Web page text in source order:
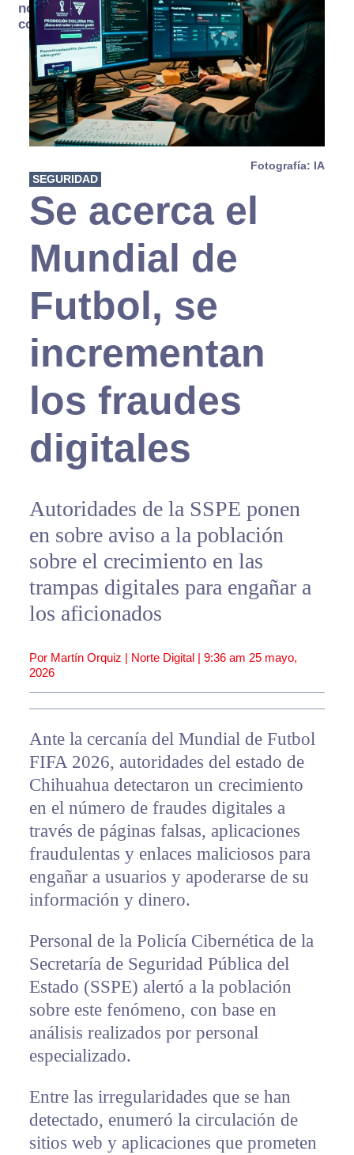
no se
consume
Fotografía: IA
SEGURIDAD
Se acerca el
Mundial de
Futbol, se
incrementan
los fraudes
digitales
Autoridades de la SSPE ponen
en sobre aviso a la población
sobre el crecimiento en las
trampas digitales para engañar a
los aficionados
Por Martín Orquiz | Norte Digital | 9:36 am 25 mayo,
2026
Ante la cercanía del Mundial de Futbol
FIFA 2026, autoridades del estado de
Chihuahua detectaron un crecimiento
en el número de fraudes digitales a
través de páginas falsas, aplicaciones
fraudulentas y enlaces maliciosos para
engañar a usuarios y apoderarse de su
información y dinero.
Personal de la Policía Cibernética de la
Secretaría de Seguridad Pública del
Estado (SSPE) alertó a la población
sobre este fenómeno, con base en
análisis realizados por personal
especializado.
Entre las irregularidades que se han
detectado, enumeró la circulación de
sitios web y aplicaciones que prometen